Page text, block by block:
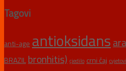
Tagovi
anti-age antioksidans
BRAZILbronhitis) cjedilo crni čaj